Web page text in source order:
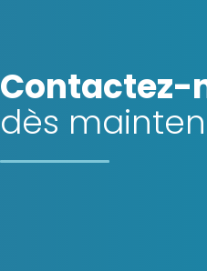
Contactez-
dès